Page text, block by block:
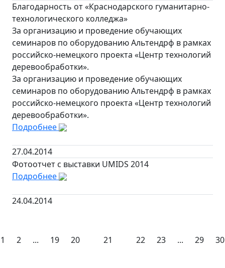
Благодарность от «Краснодарского гуманитарно-
технологического колледжа»
За организацию и проведение обучающих
семинаров по оборудованию Альтендрф в рамках
российско-немецкого проекта «Центр технологий
деревообработки».
За организацию и проведение обучающих
семинаров по оборудованию Альтендрф в рамках
российско-немецкого проекта «Центр технологий
деревообработки».
Подробнее
27.04.2014
Фотоотчет с выставки UMIDS 2014
Подробнее
24.04.2014
1 2 ... 19 20 21 22 23 ... 29 30